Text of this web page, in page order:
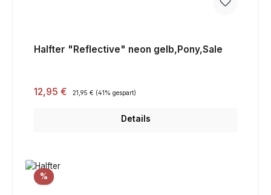
Halfter "Reflective" neon gelb,Pony,Sale
Verkaufspreis:
12,95 € Regulärer Preis:
21,95 € (41% gespart)
Details
%Rabatt